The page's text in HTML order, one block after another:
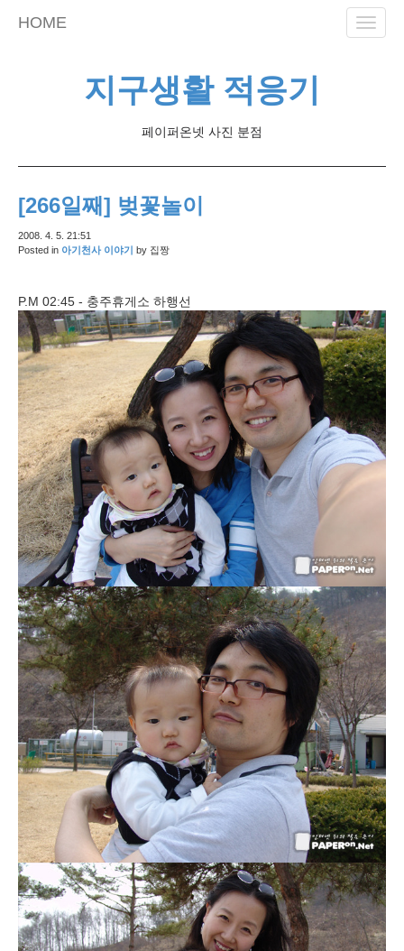
Toggle
HOME
지구생활 적응기
페이퍼온넷 사진 분점
[266일째] 벚꽃놀이
2008. 4. 5. 21:51
Posted in 아기천사 이야기 by 집짱
P.M 02:45 - 충주휴게소 하행선